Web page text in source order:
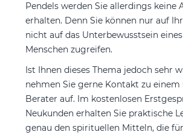
Pendels werden Sie allerdings keine
erhalten. Denn Sie können nur auf
nicht auf das Unterbewusstsein
Menschen zugreifen.
Ist Ihnen dieses Thema jedoch sehr
nehmen Sie gerne Kontakt zu einem
Berater auf. Im kostenlosen
Neukunden erhalten Sie praktische
genau den spirituellen Mitteln, die